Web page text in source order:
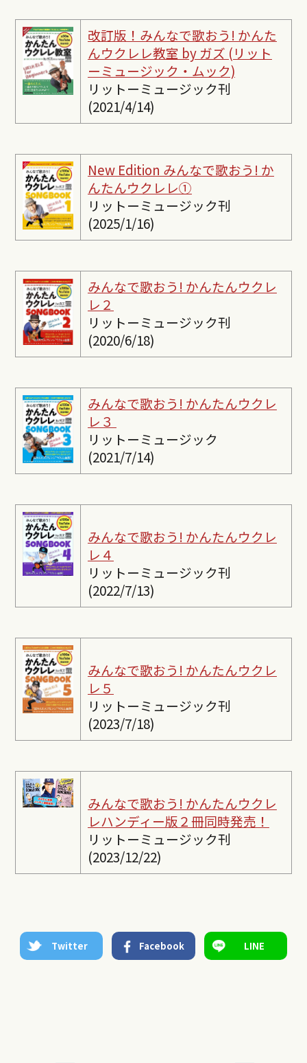
改訂版！みんなで歌おう! かんた
んウクレレ教室 by ガズ (リット
ーミュージック・ムック)
リットーミュージック刊
(2021/4/14)
New Edition みんなで歌おう! か
んたんウクレレ①
リットーミュージック刊
(2025/1/16)
みんなで歌おう! かんたんウクレ
レ２
リットーミュージック刊
(2020/6/18)
みんなで歌おう! かんたんウクレ
レ３
リットーミュージック
(2021/7/14)
みんなで歌おう! かんたんウクレ
レ４
リットーミュージック刊
(2022/7/13)
みんなで歌おう! かんたんウクレ
レ５
リットーミュージック刊
(2023/7/18)
みんなで歌おう! かんたんウクレ
レハンディー版２冊同時発売！
リットーミュージック刊
(2023/12/22)
Twitter Facebook LINE